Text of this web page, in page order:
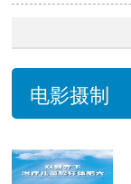
电影摄制